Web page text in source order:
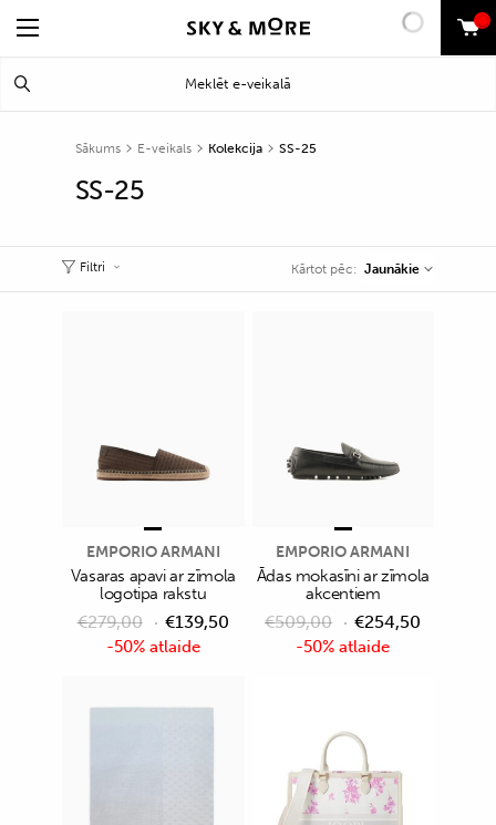
0
Sākums E-veikals Kolekcija SS-25
SS-25
Filtri Kārtot pēc: Jaunākie
-50% atlaide
EMPORIO ARMANI
Vasaras apavi ar zīmola
logotipa rakstu
€279,00 €139,50
-50% atlaide
EMPORIO ARMANI
Ādas mokasīni ar zīmola
akcentiem
€509,00 €254,50